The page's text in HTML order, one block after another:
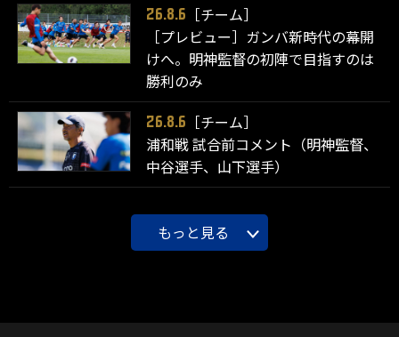
26.8.6
［チーム］
［プレビュー］ガンバ新時代の幕開
けへ。明神監督の初陣で目指すのは
勝利のみ
26.8.6
［チーム］
浦和戦 試合前コメント（明神監督、
中谷選手、山下選手）
もっと見る